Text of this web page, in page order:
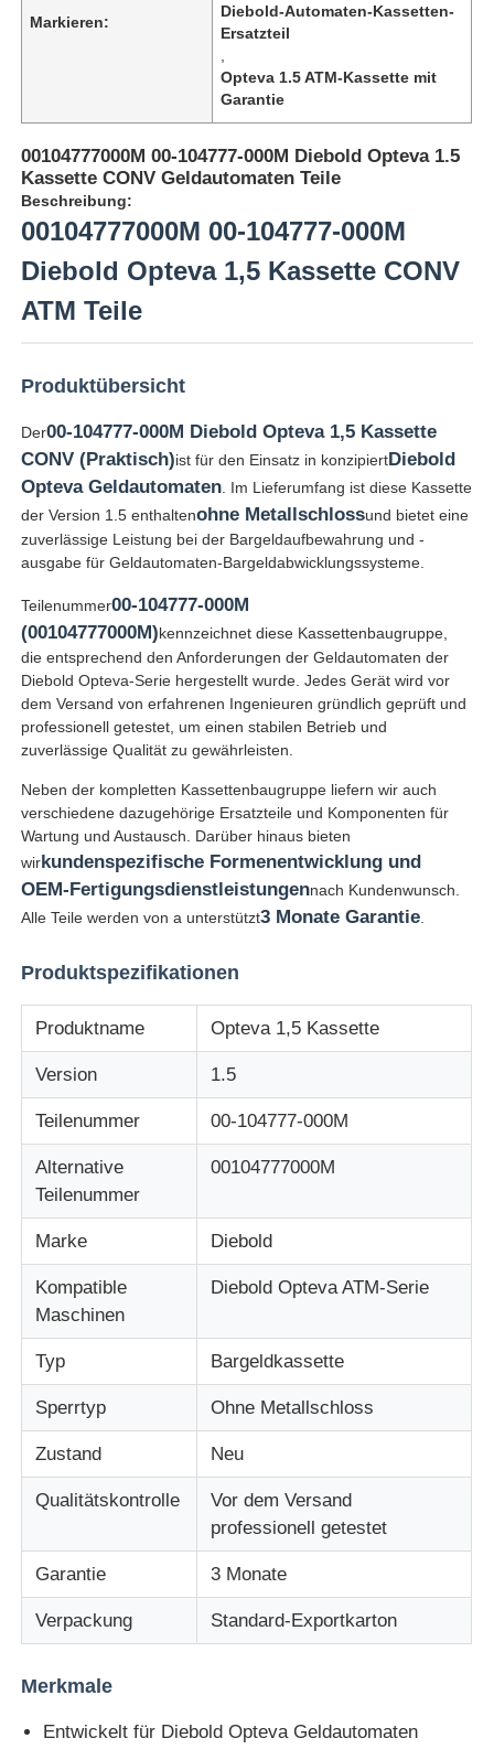
Startseite
Produkte
Videos
Über uns
Fabrik Tour
Qualitätskontrolle
Kontakt
Nachrichten
Alle Fälle
Referenzen
Diebold ATM-Teile
NCR-Geldautomatenteile
Ersatzteile für Wincor-Geldautomaten
Fujitsu Geldautomaten-Teile
GRG ATM-Teile
Markieren:
Diebold-Automaten-Kassetten-
Ersatzteil
Opteva 1.5 ATM-Kassette mit
Garantie
00104777000M 00-104777-000M Diebold Opteva 1.5
Kassette CONV Geldautomaten Teile
Beschreibung:
00104777000M 00-104777-000M
Diebold Opteva 1,5 Kassette CONV
ATM Teile
Produktübersicht
Der00-104777-000M Diebold Opteva 1,5 Kassette
CONV (Praktisch)ist für den Einsatz in konzipiertDiebold
Opteva Geldautomaten . Im Lieferumfang ist diese Kassette
der Version 1.5 enthaltenohne Metallschlossund bietet eine
zuverlässige Leistung bei der Bargeldaufbewahrung und -
ausgabe für Geldautomaten-Bargeldabwicklungssysteme.
Teilenummer00-104777-000M
(00104777000M)kennzeichnet diese Kassettenbaugruppe,
die entsprechend den Anforderungen der Geldautomaten der
Diebold Opteva-Serie hergestellt wurde. Jedes Gerät wird vor
dem Versand von erfahrenen Ingenieuren gründlich geprüft und
professionell getestet, um einen stabilen Betrieb und
zuverlässige Qualität zu gewährleisten.
Neben der kompletten Kassettenbaugruppe liefern wir auch
verschiedene dazugehörige Ersatzteile und Komponenten für
Wartung und Austausch. Darüber hinaus bieten
wirkundenspezifische Formenentwicklung und
OEM-Fertigungsdienstleistungennach Kundenwunsch.
Alle Teile werden von a unterstützt3 Monate Garantie
Produktspezifikationen
Produktname Opteva 1,5 Kassette
Version 1.5
Teilenummer 00-104777-000M
Alternative
Teilenummer
00104777000M
Marke Diebold
Kompatible
Maschinen
Diebold Opteva ATM-Serie
Typ Bargeldkassette
Sperrtyp Ohne Metallschloss
Zustand Neu
Qualitätskontrolle
Vor dem Versand
professionell getestet
Garantie 3 Monate
Verpackung Standard-Exportkarton
Merkmale
Entwickelt für Diebold Opteva Geldautomaten